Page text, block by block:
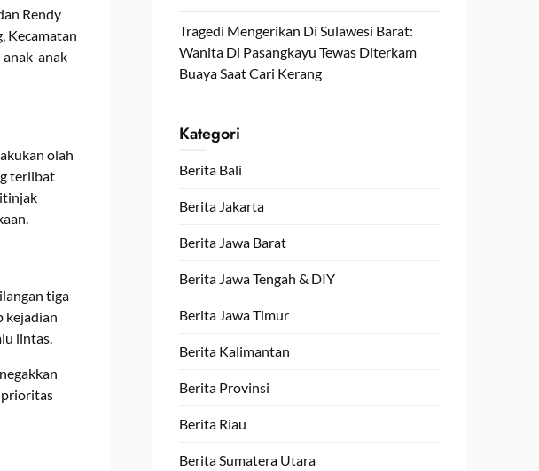
Rendy
Kecamatan
anak-anak
olah
terlibat
tiga
kejadian
lintas.
prioritas
Tragedi Mengerikan Di Sulawesi Barat:
Wanita Di Pasangkayu Tewas Diterkam
Buaya Saat Cari Kerang
Kategori
Berita Bali
Berita Jakarta
Berita Jawa Barat
Berita Jawa Tengah & DIY
Berita Jawa Timur
Berita Kalimantan
Berita Provinsi
Berita Riau
Berita Sumatera Utara